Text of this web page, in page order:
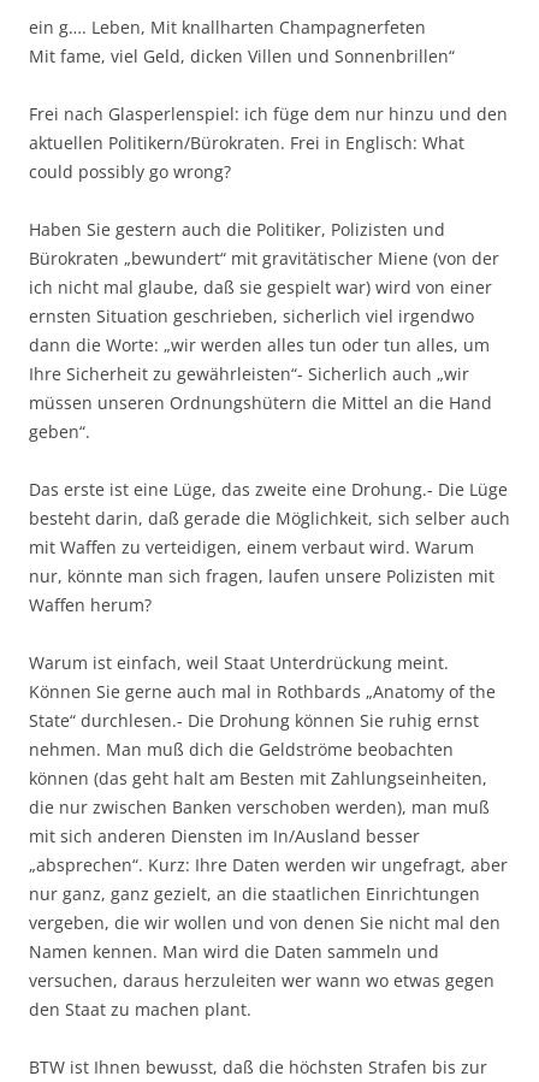
ein g…. Leben, Mit knallharten Champagnerfeten
Mit fame, viel Geld, dicken Villen und Sonnenbrillen“
Frei nach Glasperlenspiel: ich füge dem nur hinzu und den
aktuellen Politikern/Bürokraten. Frei in Englisch: What
could possibly go wrong?
Haben Sie gestern auch die Politiker, Polizisten und
Bürokraten „bewundert“ mit gravitätischer Miene (von der
ich nicht mal glaube, daß sie gespielt war) wird von einer
ernsten Situation geschrieben, sicherlich viel irgendwo
dann die Worte: „wir werden alles tun oder tun alles, um
Ihre Sicherheit zu gewährleisten“- Sicherlich auch „wir
müssen unseren Ordnungshütern die Mittel an die Hand
geben“.
Das erste ist eine Lüge, das zweite eine Drohung.- Die Lüge
besteht darin, daß gerade die Möglichkeit, sich selber auch
mit Waffen zu verteidigen, einem verbaut wird. Warum
nur, könnte man sich fragen, laufen unsere Polizisten mit
Waffen herum?
Warum ist einfach, weil Staat Unterdrückung meint.
Können Sie gerne auch mal in Rothbards „Anatomy of the
State“ durchlesen.- Die Drohung können Sie ruhig ernst
nehmen. Man muß dich die Geldströme beobachten
können (das geht halt am Besten mit Zahlungseinheiten,
die nur zwischen Banken verschoben werden), man muß
mit sich anderen Diensten im In/Ausland besser
„absprechen“. Kurz: Ihre Daten werden wir ungefragt, aber
nur ganz, ganz gezielt, an die staatlichen Einrichtungen
vergeben, die wir wollen und von denen Sie nicht mal den
Namen kennen. Man wird die Daten sammeln und
versuchen, daraus herzuleiten wer wann wo etwas gegen
den Staat zu machen plant.
BTW ist Ihnen bewusst, daß die höchsten Strafen bis zur